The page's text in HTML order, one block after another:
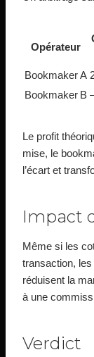
Opérateur
Bookmaker A
Bookmaker B
Le profit
mise, le
l’écart et
Impact
Même si les
transaction,
réduisent la
à une
Verdict